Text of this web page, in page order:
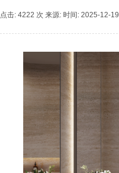
点击: 4222 次 来源: 时间: 2025-12-19